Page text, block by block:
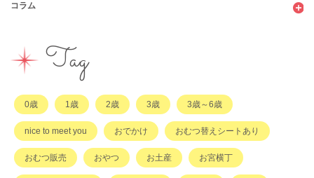
遊び
習い事
お弁当・お惣菜
幼稚園・保育園・こども園
公共施設
行政サービス
ひと
その他
コラム
子育てコラムTag
0歳 1歳 2歳 3歳 3歳～6歳
nice to meet you おでかけ おむつ替えシートあり
おむつ販売 おやつ お土産 お宮横丁